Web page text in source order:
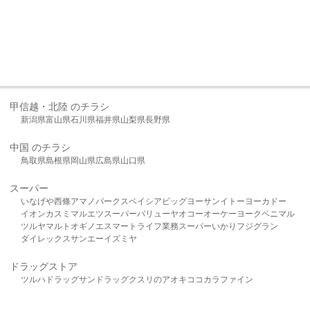
甲信越・北陸 のチラシ
新潟県富山県石川県福井県山梨県長野県
中国 のチラシ
鳥取県島根県岡山県広島県山口県
スーパー
いなげや西條アマノパークスベイシア ビッグヨーサンイトーヨーカドー
イオンカスミ マルエツスーパーバリューヤオコーオーケー ヨークベニマル
ツルヤマルト オギノ エスマート ライフ業務スーパーいかり フジグラン
ダイレックスサンエーイズミヤ
ドラッグストア
ツルハドラッグサンドラッグクスリのアオキ ココカラファイン